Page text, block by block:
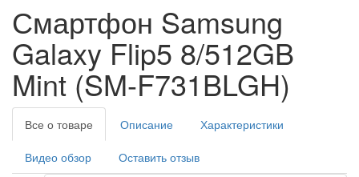
Смартфон Samsung
Galaxy Flip5 8/512GB
Mint (SM-F731BLGH)
Все о товаре Описание Характеристики
Видео обзор Оставить отзыв